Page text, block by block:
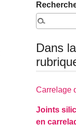
Dans
Carrelage
Joints
en